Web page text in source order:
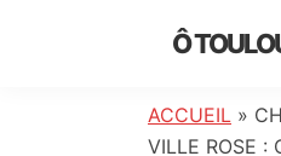
Ô
de
l’actualité
ACCUEIL »
VILLE ROSE :